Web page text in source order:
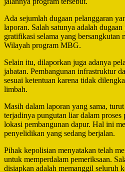
Ada sejumlah dugaan pelanggaran
laporan. Salah satunya adalah dugaan
gratifikasi selama yang bersangkutan
Wilayah program MBG.
Selain itu, dilaporkan juga adanya
jabatan. Pembangunan infrastruktur
sesuai ketentuan karena tidak
limbah.
Masih dalam laporan yang sama,
terjadinya pungutan liar dalam
lokasi pembangunan dapur. Hal ini
penyelidikan yang sedang berjalan.
Pihak kepolisian menyatakan telah
untuk memperdalam pemeriksaan.
disiapkan adalah memanggil seluruh